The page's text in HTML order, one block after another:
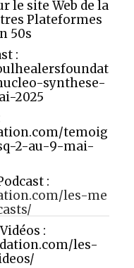
site Web de la
Plateformes
50s
:
synthese-
2025
temoig
2-au-9-mai-
:
les-me
:
les-